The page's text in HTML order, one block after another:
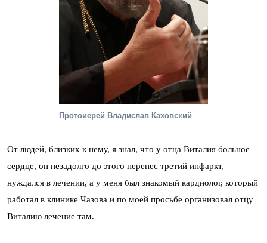
Протоиерей Владислав Каховский
От людей, близких к нему, я знал, что у отца Виталия больное
сердце, он незадолго до этого перенес третий инфаркт,
нуждался в лечении, а у меня был знакомый кардиолог, который
работал в клинике Чазова и по моей просьбе организовал отцу
Виталию лечение там.